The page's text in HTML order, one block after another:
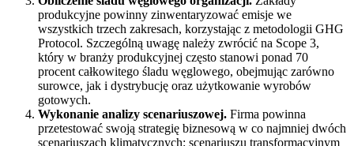
produkcyjne powinny zinwentaryzować emisje we
wszystkich trzech zakresach, korzystając z metodologii GHG
Protocol. Szczególną uwagę należy zwrócić na Scope 3,
który w branży produkcyjnej często stanowi ponad 70
procent całkowitego śladu węglowego, obejmując zarówno
surowce, jak i dystrybucję oraz użytkowanie wyrobów
gotowych.
Wykonanie analizy scenariuszowej. Firma powinna
przetestować swoją strategię biznesową w co najmniej dwóch
scenariuszach klimatycznych: scenariuszu transformacyjnym